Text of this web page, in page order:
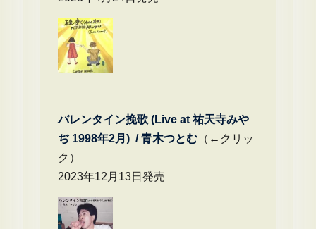
バレンタイン挽歌 (Live at 祐天寺みや
ぢ 1998年2月) / 青木つとむ（←クリッ
ク）
2023年12月13日発売